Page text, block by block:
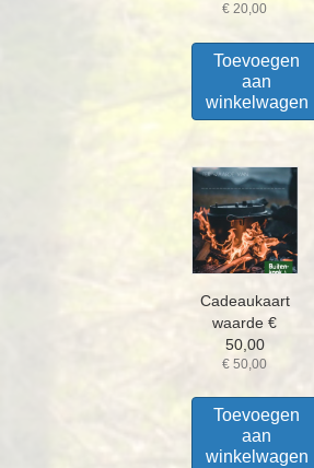
€ 20,00
Toevoegen
aan
winkelwagen
Cadeaukaart
waarde €
50,00
€ 50,00
Toevoegen
aan
winkelwagen